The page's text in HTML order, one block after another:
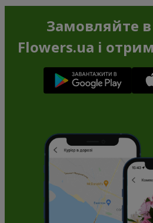
Замовляйте
Flowers.ua і